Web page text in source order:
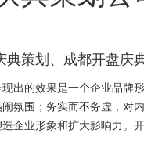
典策划、成都开盘庆
都启动仪式策划、成
策划、成都竣工仪式
奠基仪式策划、成都
出的效果是一个企业品牌
氛围；务实而不务虚，对
企业形象和扩大影响力。